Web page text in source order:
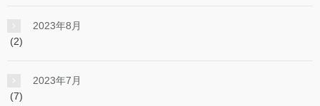
2023年8月
(2)
2023年7月
(7)